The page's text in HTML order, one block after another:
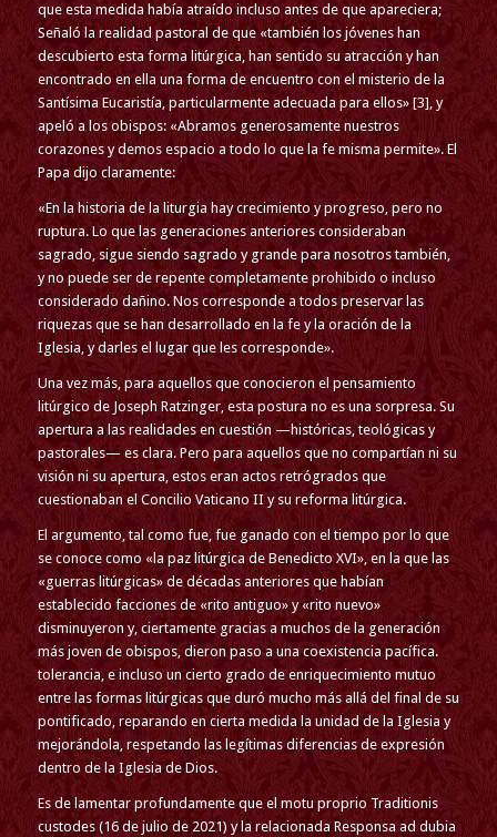
que esta medida había atraído incluso antes de que apareciera;
Señaló la realidad pastoral de que «también los jóvenes han
descubierto esta forma litúrgica, han sentido su atracción y han
encontrado en ella una forma de encuentro con el misterio de la
Santísima Eucaristía, particularmente adecuada para ellos» [3], y
apeló a los obispos: «Abramos generosamente nuestros
corazones y demos espacio a todo lo que la fe misma permite». El
Papa dijo claramente:
«En la historia de la liturgia hay crecimiento y progreso, pero no
ruptura. Lo que las generaciones anteriores consideraban
sagrado, sigue siendo sagrado y grande para nosotros también,
y no puede ser de repente completamente prohibido o incluso
considerado dañino. Nos corresponde a todos preservar las
riquezas que se han desarrollado en la fe y la oración de la
Iglesia, y darles el lugar que les corresponde».
Una vez más, para aquellos que conocieron el pensamiento
litúrgico de Joseph Ratzinger, esta postura no es una sorpresa. Su
apertura a las realidades en cuestión —históricas, teológicas y
pastorales— es clara. Pero para aquellos que no compartían ni su
visión ni su apertura, estos eran actos retrógrados que
cuestionaban el Concilio Vaticano II y su reforma litúrgica.
El argumento, tal como fue, fue ganado con el tiempo por lo que
se conoce como «la paz litúrgica de Benedicto XVI», en la que las
«guerras litúrgicas» de décadas anteriores que habían
establecido facciones de «rito antiguo» y «rito nuevo»
disminuyeron y, ciertamente gracias a muchos de la generación
más joven de obispos, dieron paso a una coexistencia pacífica.
tolerancia, e incluso un cierto grado de enriquecimiento mutuo
entre las formas litúrgicas que duró mucho más allá del final de su
pontificado, reparando en cierta medida la unidad de la Iglesia y
mejorándola, respetando las legítimas diferencias de expresión
dentro de la Iglesia de Dios.
Es de lamentar profundamente que el motu proprio Traditionis
custodes (16 de julio de 2021) y la relacionada Responsa ad dubia